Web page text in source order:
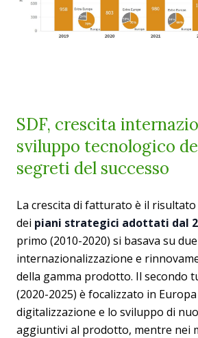
SDF, crescita
sviluppo tecnologico
segreti del successo
La crescita di fatturato è il risultato
dei piani strategici adottati dal
primo (2010-2020) si basava su
internazionalizzazione e
della gamma prodotto. Il secondo
(2020-2025) è focalizzato in
digitalizzazione e lo sviluppo di
aggiuntivi al prodotto, mentre nei